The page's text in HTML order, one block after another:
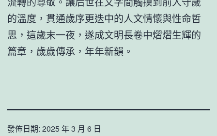
的溫度，貫通歲序更迭中的人文情懷與性命哲
思，這歲末一夜，遂成文明長卷中熠熠生輝的
篇章，歲歲傳承，年年新韻。
發佈日期: 2025 年 3 月 6 日